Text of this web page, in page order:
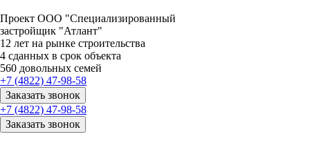
Проект ООО "Специализированный
застройщик "Атлант"
12 лет на рынке строительства
4 сданных в срок объекта
560 довольных семей
+7 (4822) 47-98-58
Заказать звонок
+7 (4822) 47-98-58
Заказать звонок